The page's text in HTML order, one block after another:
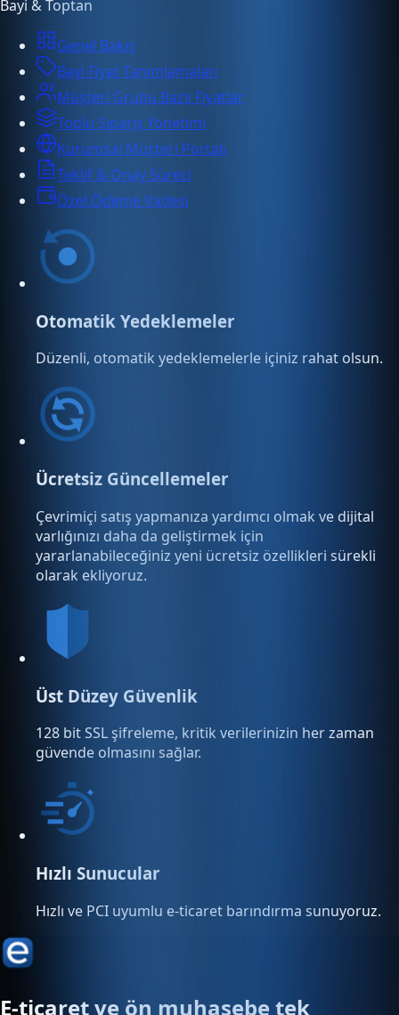
Bayi & Toptan
Genel Bakış
Bayi Fiyat Tanımlamaları
Müşteri Grubu Bazlı Fiyatlar
Toplu Sipariş Yönetimi
Kurumsal Müşteri Portalı
Teklif & Onay Süreci
Özel Ödeme Vadesi
Otomatik Yedeklemeler
Düzenli, otomatik yedeklemelerle içiniz rahat olsun.
Ücretsiz Güncellemeler
Çevrimiçi satış yapmanıza yardımcı olmak ve dijital
varlığınızı daha da geliştirmek için
yararlanabileceğiniz yeni ücretsiz özellikleri sürekli
olarak ekliyoruz.
Üst Düzey Güvenlik
128 bit SSL şifreleme, kritik verilerinizin her zaman
güvende olmasını sağlar.
Hızlı Sunucular
Hızlı ve PCI uyumlu e-ticaret barındırma sunuyoruz.
E-ticaret ve ön muhasebe tek